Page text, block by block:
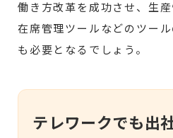
働き方改革を成功させ、生
在席管理ツールなどのツー
も必要となるでしょう。
テレワークでも出